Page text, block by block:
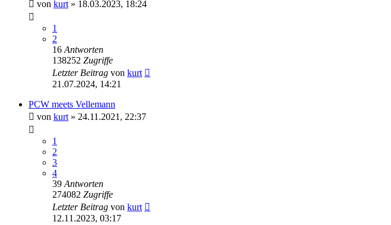
von kurt » 18.03.2023, 18:24
1
2
16 Antworten
138252 Zugriffe
Letzter Beitrag von kurt
21.07.2024, 14:21
PCW meets Vellemann
von kurt » 24.11.2021, 22:37
1
2
3
4
39 Antworten
274082 Zugriffe
Letzter Beitrag von kurt
12.11.2023, 03:17